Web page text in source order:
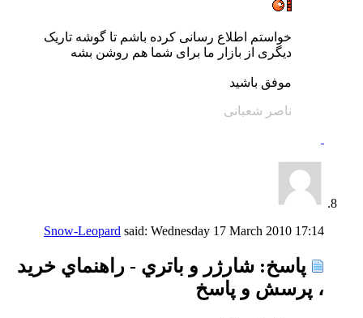
خواستم اطلاع رسانی کرده باشم تا گوشه تاریک
دیگری از بازار ما برای شما هم روشن بشه
موفق باشید
ناصر شعبانی
Snow-Leopard said: Wednesday 17 March 2010 17:14
پاسخ: شارژر و باتري - راهنماي خريد
، پرسش و پاسخ